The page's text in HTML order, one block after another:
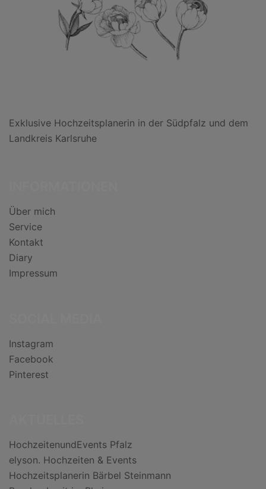
Exklusive Hochzeitsplanerin in der Südpfalz und dem
Landkreis Karlsruhe
Über mich
Service
Kontakt
Diary
Impressum
Instagram
Facebook
Pinterest
HochzeitenundEvents Pfalz
elyson. Hochzeiten & Events
Hochzeitsplanerin Bärbel Steinmann